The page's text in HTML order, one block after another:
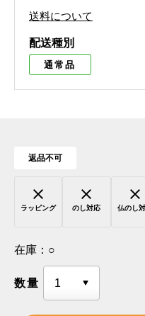
送料について
配送種別
通常品
返品不可
ラッピング のし対応 仏のし
在庫： ○
数量